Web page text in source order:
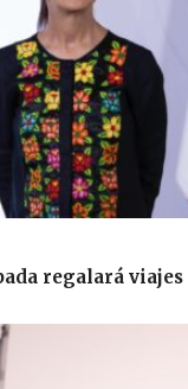
regalará